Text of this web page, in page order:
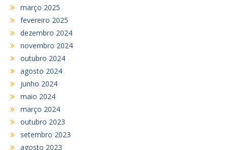
março 2025
fevereiro 2025
dezembro 2024
novembro 2024
outubro 2024
agosto 2024
junho 2024
maio 2024
março 2024
outubro 2023
setembro 2023
agosto 2023